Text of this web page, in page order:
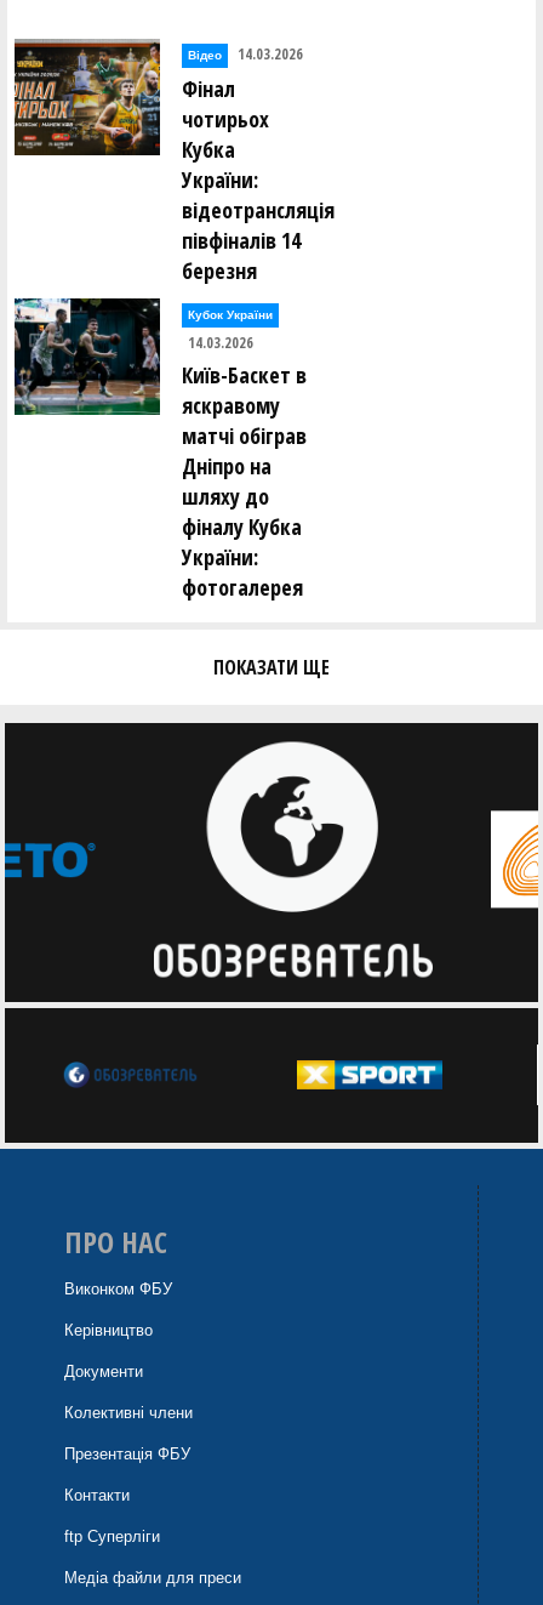
Відео 14.03.2026
Фінал
чотирьох
Кубка
України:
відеотрансляція
півфіналів 14
березня
Кубок України
14.03.2026
Київ-Баскет в
яскравому
матчі обіграв
Дніпро на
шляху до
фіналу Кубка
України:
фотогалерея
ПОКАЗАТИ ЩЕ
ПРО НАС
Виконком ФБУ
Керівництво
Документи
Колективні члени
Презентація ФБУ
Контакти
ftp Суперліги
Медіа файли для преси